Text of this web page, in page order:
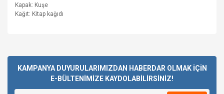
Kapak: Kuşe
Kağıt: Kitap kağıdı
KAMPANYA DUYURULARIMIZDAN HABERDAR OLMAK İÇİN
E-BÜLTENİMİZE KAYDOLABİLİRSİNİZ!